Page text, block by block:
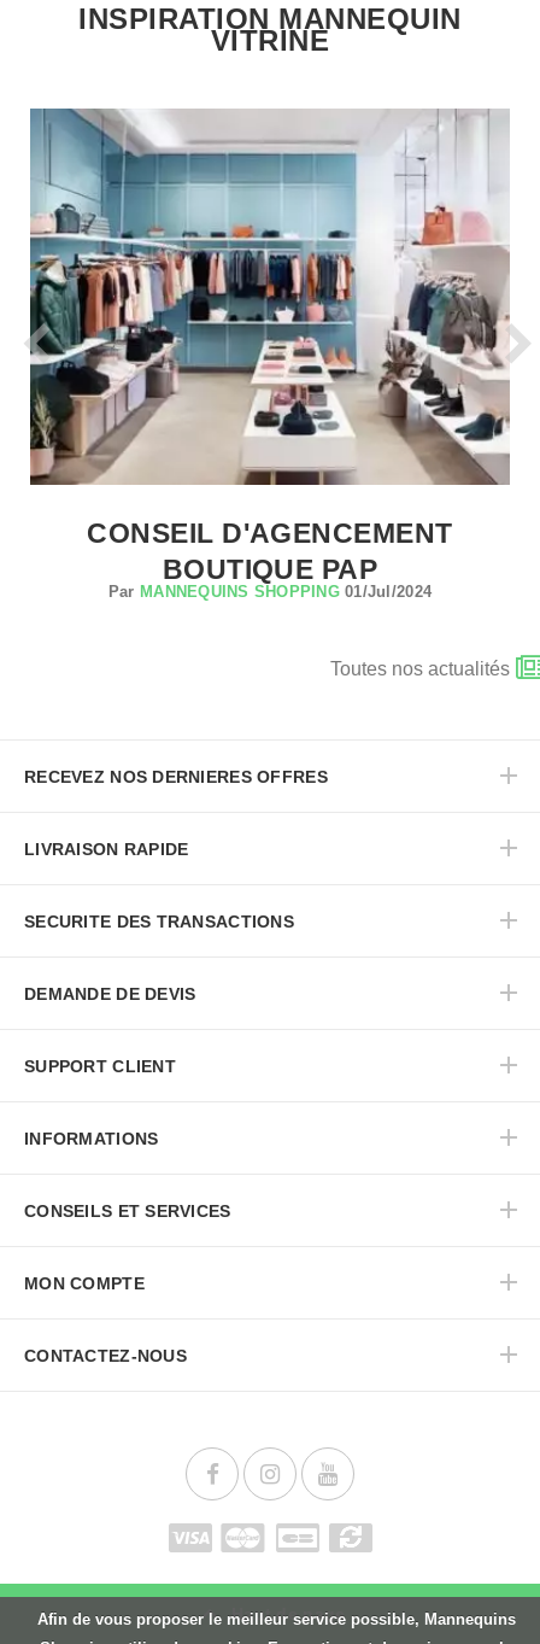
Afin de vous proposer le meilleur service possible, Mannequins
INSPIRATION MANNEQUIN
VITRINE
CONSEIL D'AGENCEMENT
BOUTIQUE PAP
Par MANNEQUINS SHOPPING01/Jul/2024
Toutes nos actualités
RECEVEZ NOS DERNIERES OFFRES
LIVRAISON RAPIDE
SECURITE DES TRANSACTIONS
DEMANDE DE DEVIS
SUPPORT CLIENT
INFORMATIONS
CONSEILS ET SERVICES
MON COMPTE
CONTACTEZ-NOUS
Haut de page